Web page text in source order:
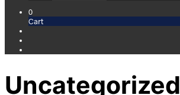
0
Cart
Uncategorized